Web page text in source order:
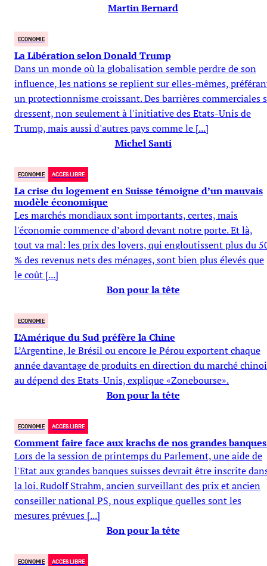
Martin Bernard
ECONOMIE
La Libération selon Donald Trump
Dans un monde où la globalisation semble perdre de son
influence, les nations se replient sur elles-mêmes,
un protectionnisme croissant. Des barrières commerciales
dressent, non seulement à l'initiative des Etats-Unis de
Trump, mais aussi d'autres pays comme le [...]
Michel Santi
ECONOMIE ACCÈS LIBRE
La crise du logement en Suisse témoigne d’un mauvais
modèle économique
Les marchés mondiaux sont importants, certes, mais
l'économie commence d’abord devant notre porte. Et là,
tout va mal: les prix des loyers, qui engloutissent plus du
% des revenus nets des ménages, sont bien plus élevés que
le coût [...]
Bon pour la tête
ECONOMIE
L’Amérique du Sud préfère la Chine
L’Argentine, le Brésil ou encore le Pérou exportent chaque
année davantage de produits en direction du marché
au dépend des Etats-Unis, explique «Zonebourse».
Bon pour la tête
ECONOMIE ACCÈS LIBRE
Comment faire face aux krachs de nos grandes
Lors de la session de printemps du Parlement, une aide de
l'Etat aux grandes banques suisses devrait être inscrite
la loi. Rudolf Strahm, ancien surveillant des prix et ancien
conseiller national PS, nous explique quelles sont les
mesures prévues [...]
Bon pour la tête
ECONOMIE ACCÈS LIBRE